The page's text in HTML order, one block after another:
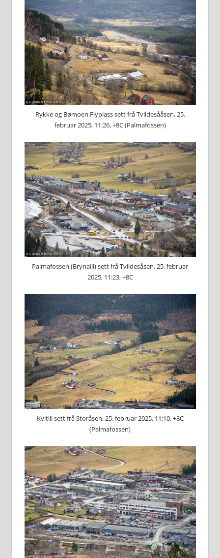
Rykke og Bømoen Flyplass sett frå Tvildesååsen, 25.
februar 2025, 11:26, +8C (Palmafossen)
Palmafossen (Brynalii) sett frå Tvildesåsen, 25. februar
2025, 11:23, +8C
Kvitlii sett frå Storåsen, 25. februar 2025, 11:10, +8C
(Palmafossen)